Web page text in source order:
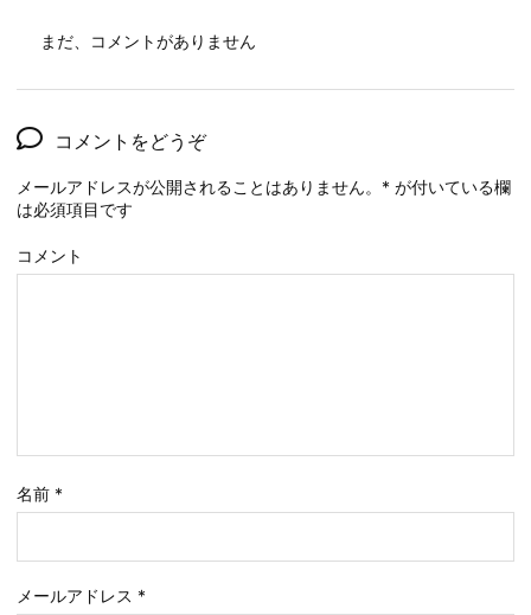
まだ、コメントがありません
コメントをどうぞ
メールアドレスが公開されることはありません。 * が付いている欄
は必須項目です
コメント
名前 *
メールアドレス *